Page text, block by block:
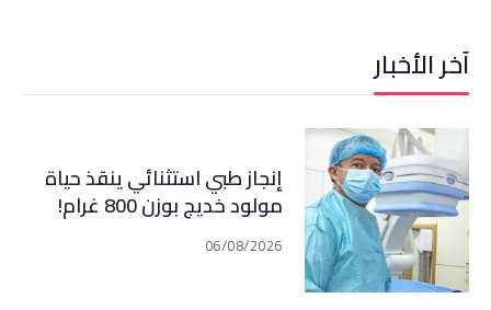
آخر الأخبار
إنجاز طبي استثنائي ينقذ حياة
مولود خديج بوزن 800 غرام!
06/08/2026